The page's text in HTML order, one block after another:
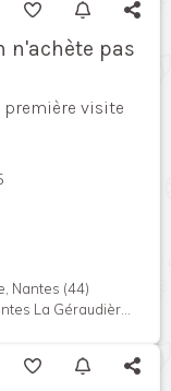
n'achète pas
première visite
Nantes (44)
44939 Nantes cedex, France